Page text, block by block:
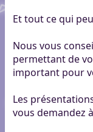
Et tout ce qui
Nous vous
permettant de
important pour
Les
vous demandez